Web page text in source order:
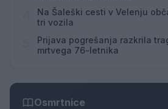
Na Šaleški cesti v Velenju
tri vozila
Prijava pogrešanja razkrila
mrtvega 76-letnika
Osmrtnice